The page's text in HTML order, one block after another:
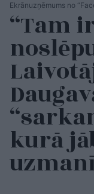
Ekrānuzņēmums no
“Tam
kurā